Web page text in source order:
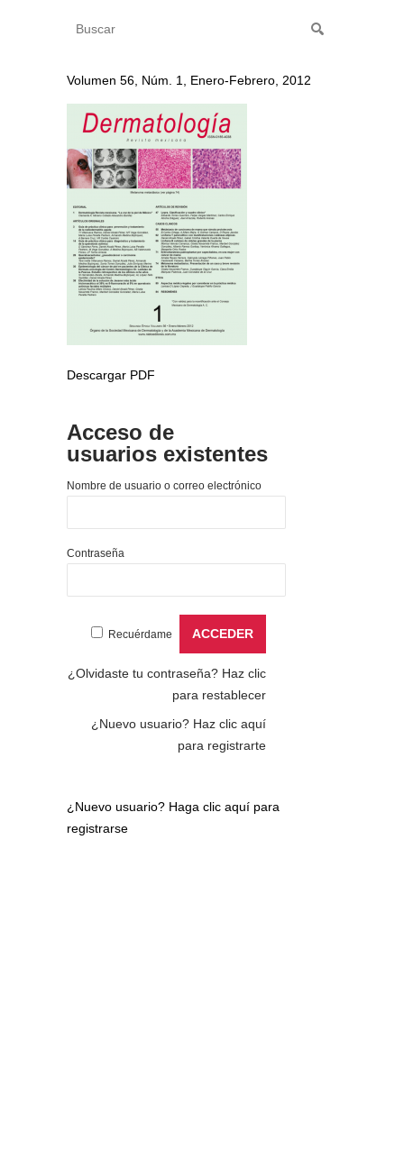
Volumen 56, Núm. 1, Enero-Febrero, 2012
Descargar PDF
Acceso de
usuarios existentes
Nombre de usuario o correo electrónico
Contraseña
Recuérdame
¿Olvidaste tu contraseña? Haz clic
para restablecer
¿Nuevo usuario? Haz clic aquí
para registrarte
¿Nuevo usuario? Haga clic aquí para
registrarse